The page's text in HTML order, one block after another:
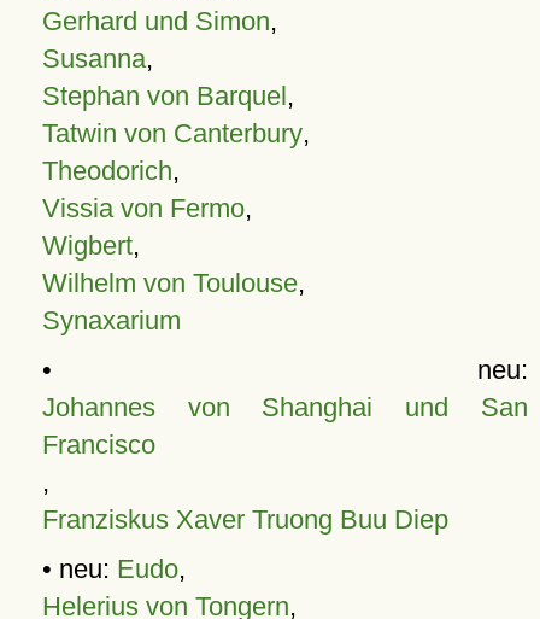
Gerhard und Simon,
Susanna,
Stephan von Barquel,
Tatwin von Canterbury,
Theodorich,
Vissia von Fermo,
Wigbert,
Wilhelm von Toulouse,
Synaxarium
• neu:
Johannes von Shanghai und San
Francisco
,
Franziskus Xaver Truong Buu Diep
• neu: Eudo,
Helerius von Tongern,